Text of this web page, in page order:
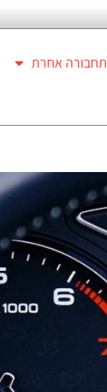
תחבורה אחרת